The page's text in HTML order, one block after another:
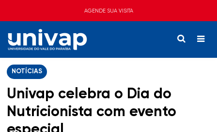
AGENDE SUA VISITA
NOTÍCIAS
Univap celebra o Dia do
Nutricionista com evento